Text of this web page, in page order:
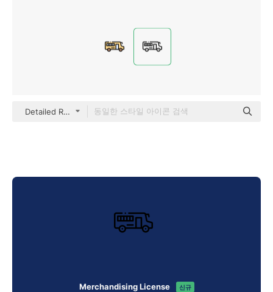
Detailed Rounded Lineal
Merchandising License 신규